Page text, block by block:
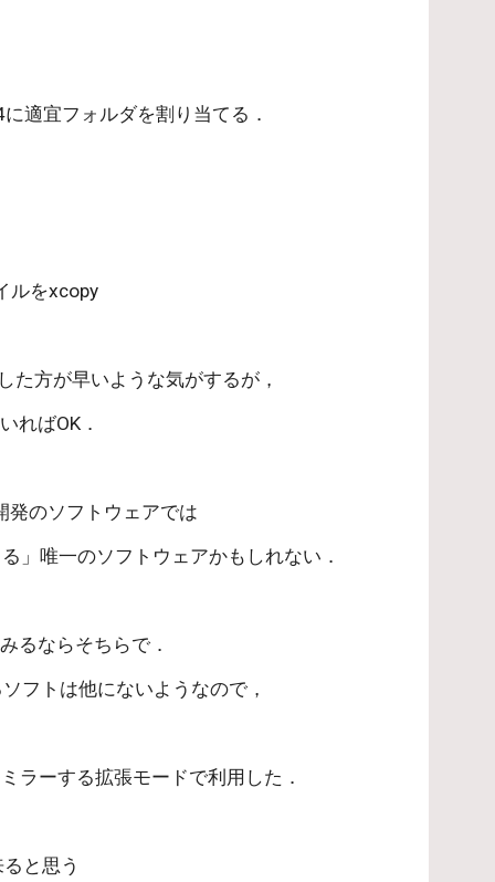
適宜フォルダを割り当てる．
ルをxcopy
た方が早いような気がするが，
ればOK．
発のソフトウェアでは
」唯一のソフトウェアかもしれない．
るならそちらで．
フトは他にないようなので，
ラーする拡張モードで利用した．
と思う